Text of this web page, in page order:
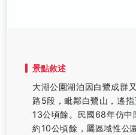
景點敘述
大湖公園湖泊因白鷺成群
路5段，毗鄰白鷺山，遙
13公頃餘。民國68年仿中
約10公頃餘，屬區域性公